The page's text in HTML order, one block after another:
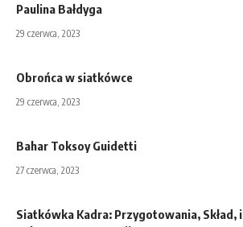
Paulina Bałdyga
29 czerwca, 2023
Obrońca w siatkówce
29 czerwca, 2023
Bahar Toksoy Guidetti
27 czerwca, 2023
Siatkówka Kadra: Przygotowania, Skład, i